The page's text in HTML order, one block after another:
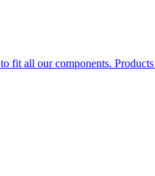
fit all our components.